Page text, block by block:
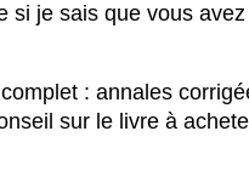
je sais que vous
: annales
sur le livre à